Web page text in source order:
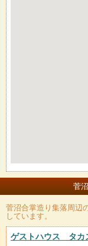
菅
菅沼合掌造り集落周辺
しています。
ゲストハウス タカ